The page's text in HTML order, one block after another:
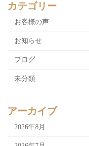
カテゴリー
お客様の声
お知らせ
ブログ
未分類
アーカイブ
2026年8月